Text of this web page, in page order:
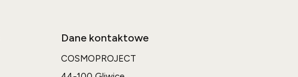
Dane kontaktowe
COSMOPROJECT